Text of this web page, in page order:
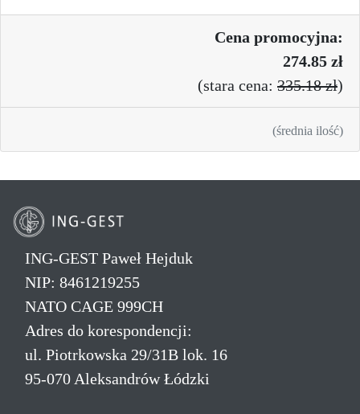
Cena promocyjna:
274.85 zł
(stara cena: 335.18 zł)
(średnia ilość)
ING-GEST Paweł Hejduk
NIP: 8461219255
NATO CAGE 999CH
Adres do korespondencji:
ul. Piotrkowska 29/31B lok. 16
95-070 Aleksandrów Łódzki